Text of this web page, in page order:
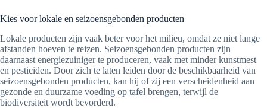
Kies voor lokale en seizoensgebonden producten
Lokale producten zijn vaak beter voor het milieu, omdat ze niet lange
afstanden hoeven te reizen. Seizoensgebonden producten zijn
daarnaast energiezuiniger te produceren, vaak met minder kunstmest
en pesticiden. Door zich te laten leiden door de beschikbaarheid van
seizoensgebonden producten, kan hij of zij een verscheidenheid aan
gezonde en duurzame voeding op tafel brengen, terwijl de
biodiversiteit wordt bevorderd.